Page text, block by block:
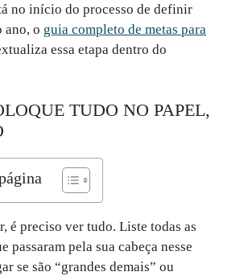
no início do processo de definir
ano, o guia completo de metas para
essa etapa dentro do
TUDO NO PAPEL,
é preciso ver tudo. Liste todas as
passaram pela sua cabeça nesse
se são “grandes demais” ou